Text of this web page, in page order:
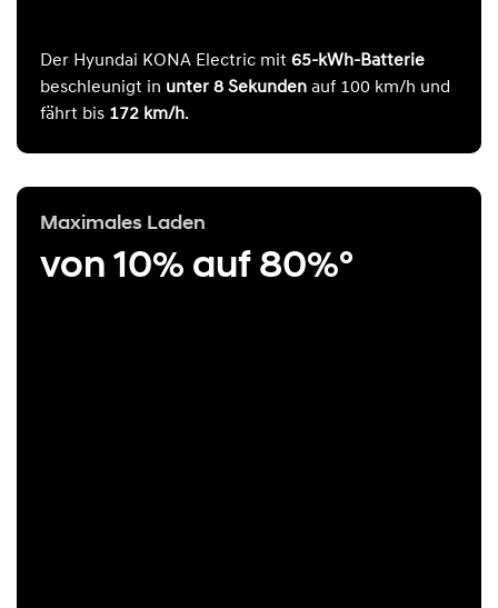
Der Hyundai KONA Electric mit 65-kWh-Batterie
beschleunigt in unter 8 Sekunden auf 100 km/h und
fährt bis 172 km/h.
Maximales Laden
von 10% auf 80%°